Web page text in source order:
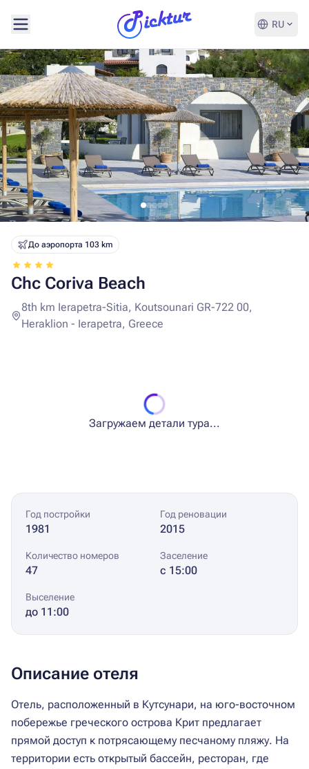
RU
До аэропорта 103 km
Chc Coriva Beach
8th km Ierapetra-Sitia, Koutsounari GR-722 00,
Heraklion - Ierapetra, Greece
Загружаем детали тура...
Год постройки
1981
Год реновации
2015
Количество номеров
47
Заселение
с 15:00
Выселение
до 11:00
Описание отеля
Отель, расположенный в Кутсунари, на юго-восточном
побережье греческого острова Крит предлагает
прямой доступ к потрясающему песчаному пляжу. На
территории есть открытый бассейн, ресторан, где